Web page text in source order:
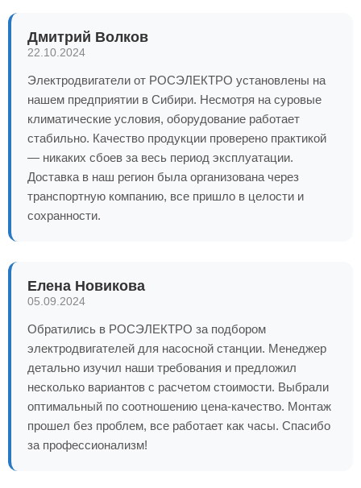
Дмитрий Волков
22.10.2024
Электродвигатели от РОСЭЛЕКТРО установлены на
нашем предприятии в Сибири. Несмотря на суровые
климатические условия, оборудование работает
стабильно. Качество продукции проверено практикой
— никаких сбоев за весь период эксплуатации.
Доставка в наш регион была организована через
транспортную компанию, все пришло в целости и
сохранности.
Елена Новикова
05.09.2024
Обратились в РОСЭЛЕКТРО за подбором
электродвигателей для насосной станции. Менеджер
детально изучил наши требования и предложил
несколько вариантов с расчетом стоимости. Выбрали
оптимальный по соотношению цена-качество. Монтаж
прошел без проблем, все работает как часы. Спасибо
за профессионализм!